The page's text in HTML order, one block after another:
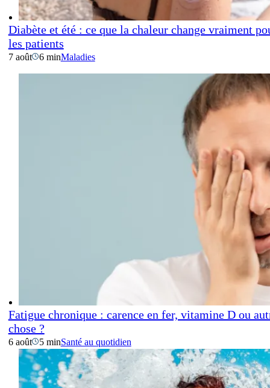
Diabète et été : ce que la chaleur change vraiment
les patients
7 août 6 minMaladies
Fatigue chronique : carence en fer, vitamine D ou
chose ?
6 août 5 minSanté au quotidien